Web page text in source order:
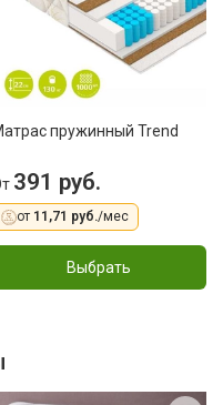
пружинный Trend
391 руб.
от 11,71 руб./мес
Выбрать